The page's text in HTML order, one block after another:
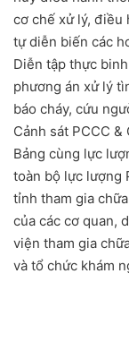
cơ chế xử lý, điều
tự diễn biến các
Diễn tập thực
phương án xử lý
báo cháy, cứu
Cảnh sát PCCC
Bảng cùng lực
toàn bộ lực lượng
tỉnh tham gia
của các cơ quan,
viện tham gia
và tổ chức khám